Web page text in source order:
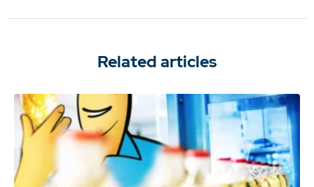
Related articles